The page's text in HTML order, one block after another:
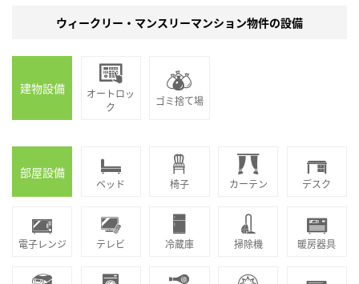
ウィークリー・マンスリーマンション物件の設備
建物設備
オートロッ
ク
ゴミ捨て場
部屋設備
ベッド 椅子 カーテン デスク
電子レンジ テレビ 冷蔵庫 掃除機 暖房器具